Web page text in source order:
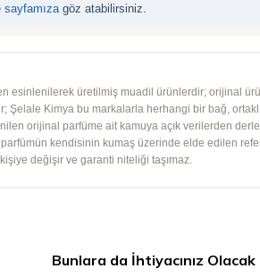
sayfamıza göz atabilirsiniz.
esinlenilerek üretilmiş muadil ürünlerdir; orijinal
Şelale Kimya bu markalarla herhangi bir bağ,
orijinal parfüme ait kamuya açık verilerden
parfümün kendisinin kumaş üzerinde elde edilen
değişir ve garanti niteliği taşımaz.
Bunlara da İhtiyacınız Olacak